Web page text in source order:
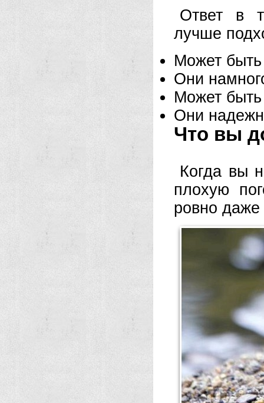
Ответ в
лучше
Может
Они
Может
Они
Что вы
Когда вы
плохую
ровно даже